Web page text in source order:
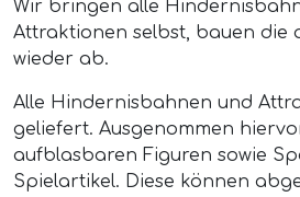
Wir bringen alle
Attraktionen selbst, bauen die
wieder ab.
Alle Hindernisbahnen und
geliefert. Ausgenommen
aufblasbaren Figuren sowie
Spielartikel. Diese können